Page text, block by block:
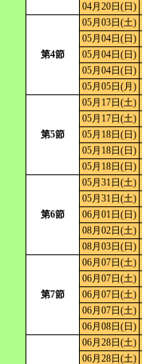
04月20日(日)
第4節
05月03日(土)
05月04日(日)
05月04日(日)
05月04日(日)
05月05日(月)
第5節
05月17日(土)
05月17日(土)
05月18日(日)
05月18日(日)
05月18日(日)
第6節
05月31日(土)
05月31日(土)
06月01日(日)
08月02日(土)
08月03日(日)
第7節
06月07日(土)
06月07日(土)
06月07日(土)
06月07日(土)
06月08日(日)
06月28日(土)
06月28日(土)